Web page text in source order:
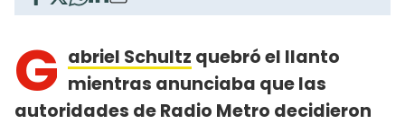
G abriel Schultz quebró el llanto
mientras anunciaba que las
autoridades de Radio Metro decidieron